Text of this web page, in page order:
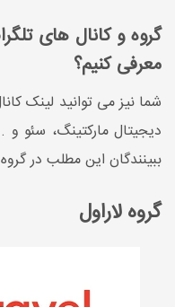
گروه و کانال های
معرفی کنیم؟
شما نیز می توانید لینک
دیجیتال مارکتینگ، سئو
ببینندگان این مطلب در
گروه لاراول